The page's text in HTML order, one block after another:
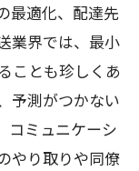
最適化、配達先
業界では、最小
ことも珍しくあ
予測がつかない
コミュニケーシ
やり取りや同僚